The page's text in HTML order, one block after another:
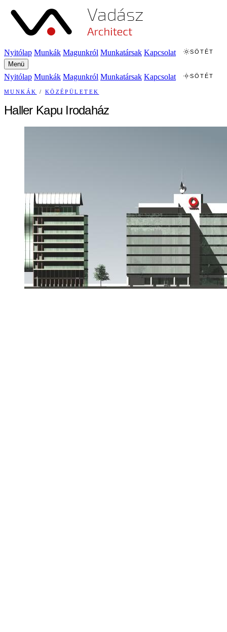
Nyitólap Munkák Magunkról Munkatársak Kapcsolat SÖTÉT
Menü
Nyitólap Munkák Magunkról Munkatársak Kapcsolat SÖTÉT
MUNKÁK / KÖZÉPÜLETEK
Haller Kapu Irodaház